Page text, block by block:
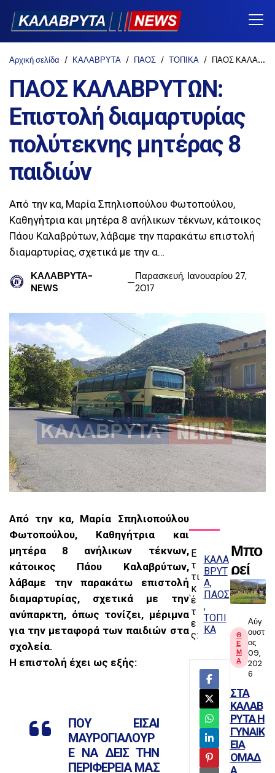
Αρχική σελίδα ΚΑΛΑΒΡΥΤΑ ΠΑΟΣ ΤΟΠΙΚΑ ΠΑΟΣ ΚΑΛΑΒΡΥΤΩΝ: Επιστολή διαμαρτυρίας πολύτεκνης μητέρας 8 παιδιών
ΠΑΟΣ ΚΑΛΑΒΡΥΤΩΝ:
Επιστολή διαμαρτυρίας
πολύτεκνης μητέρας 8
παιδιών
Από την κα, Μαρία Σπηλιοπούλου Φωτοπούλου,
Καθηγήτρια και μητέρα 8 ανήλικων τέκνων, κάτοικος
Πάου Καλαβρύτων, λάβαμε την παρακάτω επιστολή
διαμαρτυρίας, σχετικά με την α…
ΚΑΛΑΒΡΥΤΑ-
NEWS
Παρασκευή, Ιανουαρίου 27,
2017
Από την κα, Μαρία Σπηλιοπούλου
Φωτοπούλου, Καθηγήτρια και
μητέρα 8 ανήλικων τέκνων,
κάτοικος Πάου Καλαβρύτων,
λάβαμε την παρακάτω επιστολή
διαμαρτυρίας, σχετικά με την
ανύπαρκτη, όπως τονίζει, μέριμνα
για την μεταφορά των παιδιών στα
σχολεία.
Η επιστολή έχει ως εξής:
ΠΟΥ ΕΙΣΑΙ
ΜΑΥΡΟΓΙΑΛΟΥΡ
Ε ΝΑ ΔΕΙΣ ΤΗΝ
ΠΕΡΙΦΕΡΕΙΑ ΜΑΣ
Ε
τ
τι
κ
έ
τ
ε
ς:
ΚΑΛΑ
ΒΡΥΤ
Α
ΠΑΟΣ
ΤΟΠΙ
ΚΑ
Μπο
ρεί
να
σας
αρέσ
ουν
αυτέ
ς οι
αναρ
τήσε
ις
Θ
Ε
Μ
Α
Αύγ
ουστ
ος
09,
202
6
ΣΤΑ
ΚΑΛΑΒ
ΡΥΤΑ Η
ΓΥΝΑΙΚ
ΕΙΑ
ΟΜΑΔ
Α